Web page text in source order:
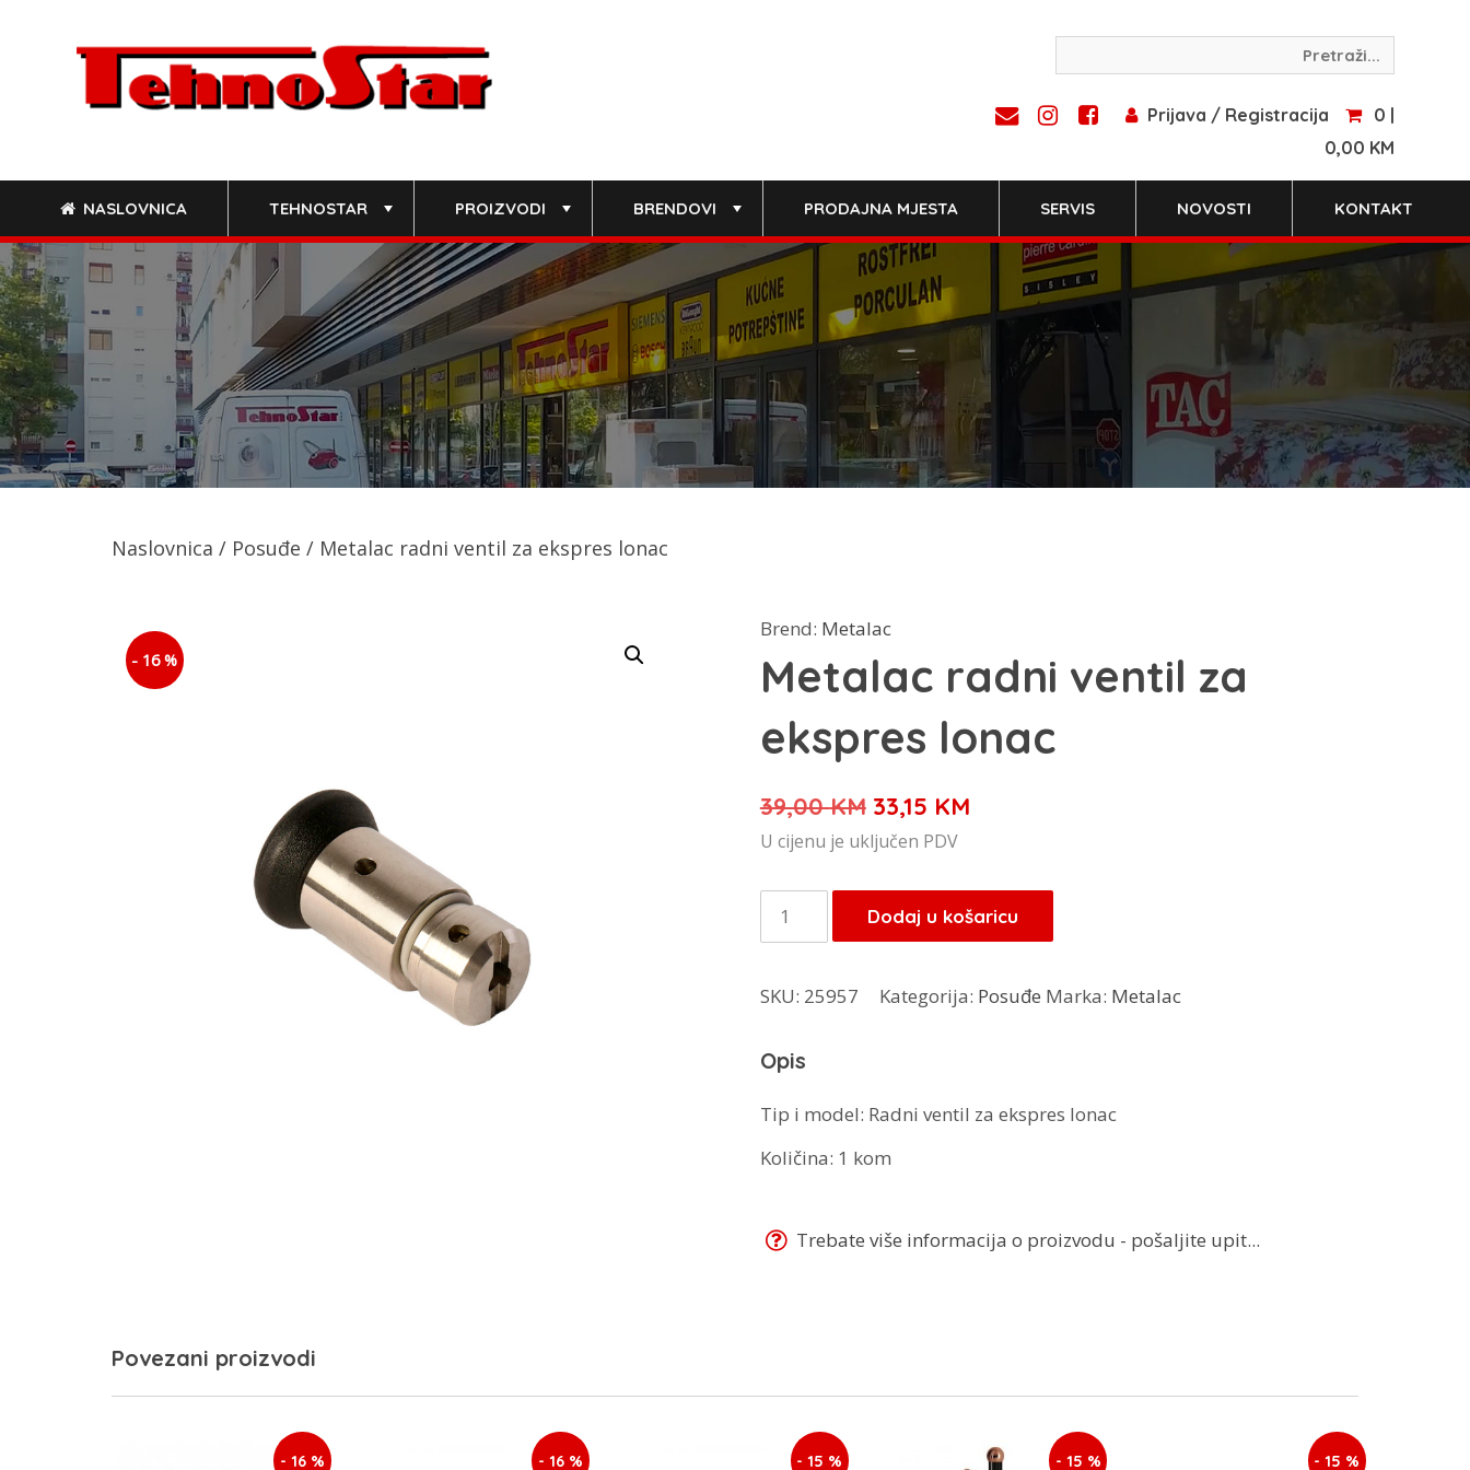
Prijava / Registracija
0 |
0,00 KM
NASLOVNICA TEHNOSTAR PROIZVODI BRENDOVI PRODAJNA MJESTA SERVIS NOVOSTI KONTAKT
Naslovnica / Posuđe / Metalac radni ventil za ekspres lonac
- 16 %
Brend: Metalac
Metalac radni ventil za
ekspres lonac
39,00KM Izvorna
cijena
je:
39,00 KM.
33,15 KMTrenutna
33,15 KM.
U cijenu je uključen PDV
Metalac
radni
za
lonac
Dodaj u košaricu
SKU: 25957 Kategorija: Posuđe Marka: Metalac
Opis
Tip i model: Radni ventil za ekspres lonac
Količina: 1 kom
Trebate više informacija o proizvodu - pošaljite upit...
Povezani proizvodi
- 16 % - 16 % - 15 % - 15 % - 15 %